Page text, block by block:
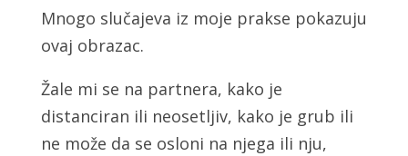
Mnogo slučajeva iz moje prakse pokazuju
ovaj obrazac.
Žale mi se na partnera, kako je
distanciran ili neosetljiv, kako je grub ili
ne može da se osloni na njega ili nju,